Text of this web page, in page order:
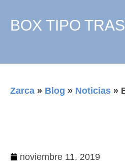
BOX TIPO
Zarca » Blog » Noticias »
noviembre 11, 2019